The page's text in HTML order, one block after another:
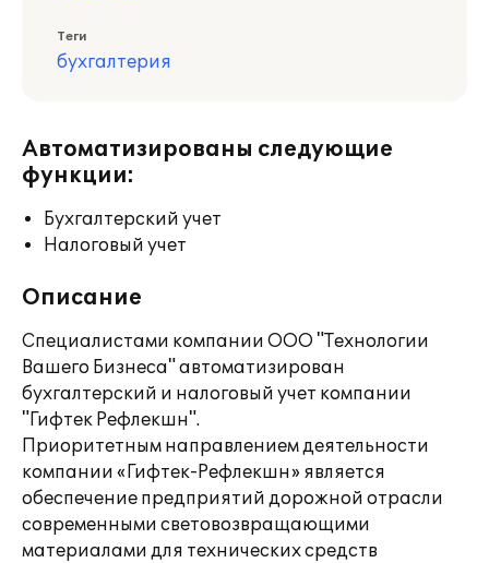
Теги
бухгалтерия
Автоматизированы следующие
функции:
Бухгалтерский учет
Налоговый учет
Описание
Специалистами компании ООО "Технологии
Вашего Бизнеса" автоматизирован
бухгалтерский и налоговый учет компании
"Гифтек Рефлекшн".
Приоритетным направлением деятельности
компании «Гифтек-Рефлекшн» является
обеспечение предприятий дорожной отрасли
современными световозвращающими
материалами для технических средств